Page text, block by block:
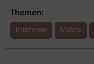
Themen:
Interview Matrix